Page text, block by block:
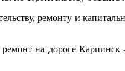
ремонту и
на дороге